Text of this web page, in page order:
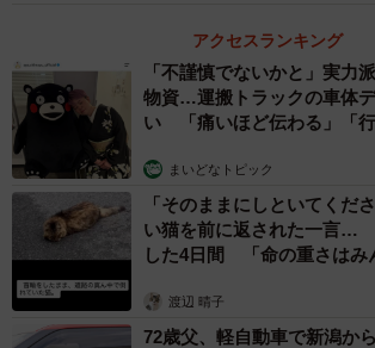
ら肉が出てくるという状況が面白くてつい
アクセスランキング
「不謹慎でないかと」実力
物資…運搬トラックの車体
い 「痛いほど伝わる」「行
まいどなトピック
「そのままにしといてくだ
い猫を前に返された一言…
した4日間 「命の重さはみ
渡辺 晴子
72歳父、軽自動車で新潟か